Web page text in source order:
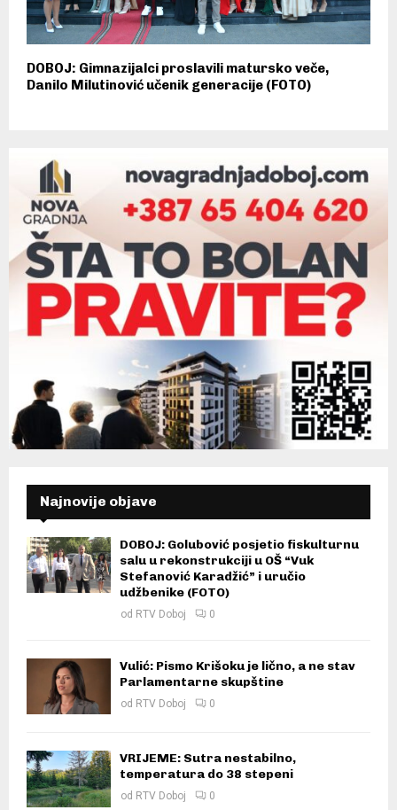
DOBOJ: Gimnazijalci proslavili matursko veče,
Danilo Milutinović učenik generacije (FOTO)
Najnovije objave
DOBOJ: Golubović posjetio fiskulturnu
salu u rekonstrukciji u OŠ “Vuk
Stefanović Karadžić” i uručio
udžbenike (FOTO)
od RTV Doboj 0
Vulić: Pismo Krišoku je lično, a ne stav
Parlamentarne skupštine
od RTV Doboj 0
VRIJEME: Sutra nestabilno,
temperatura do 38 stepeni
od RTV Doboj 0